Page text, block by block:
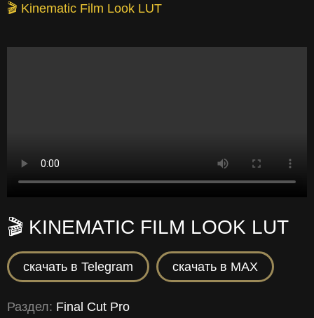
🎬 Kinematic Film Look LUT
🎬 KINEMATIC FILM LOOK LUT
скачать в Telegram скачать в MAX
Раздел: Final Cut Pro